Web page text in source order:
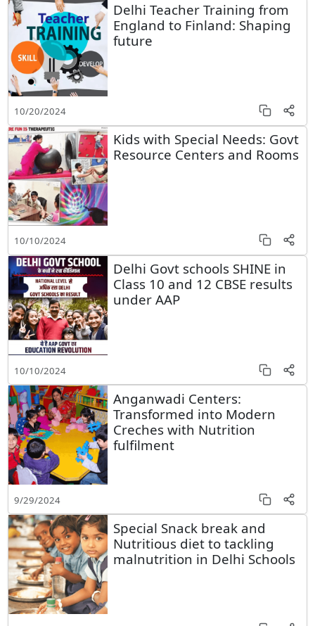
Delhi Teacher Training from
England to Finland: Shaping
future
10/20/2024
Kids with Special Needs: Govt
Resource Centers and Rooms
10/10/2024
Delhi Govt schools SHINE in
Class 10 and 12 CBSE results
under AAP
10/10/2024
Anganwadi Centers:
Transformed into Modern
Creches with Nutrition
fulfilment
9/29/2024
Special Snack break and
Nutritious diet to tackling
malnutrition in Delhi Schools